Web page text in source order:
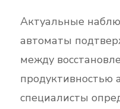
Актуальные
автоматы
между
продуктивностью
специалисты